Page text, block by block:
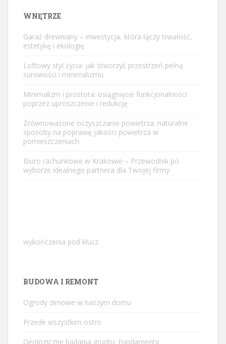
WNĘTRZE
Garaż drewniany – inwestycja, która łączy trwałość,
estetykę i ekologię
Loftowy styl życia: jak stworzyć przestrzeń pełną
surowości i minimalizmu
Minimalizm i prostota: osiągnięcie funkcjonalności
poprzez uproszczenie i redukcję
Zrównoważone oczyszczanie powietrza: naturalne
sposoby na poprawę jakości powietrza w
pomieszczeniach
Biuro rachunkowe w Krakowie – Przewodnik po
wyborze idealnego partnera dla Twojej firmy
wykończenia pod klucz
BUDOWA I REMONT
Ogrody zimowe w naszym domu
Przede wszystkim ostro
Geologiczne badania gruntu: Fundamenty